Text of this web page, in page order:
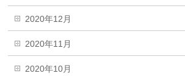
2020年12月
2020年11月
2020年10月